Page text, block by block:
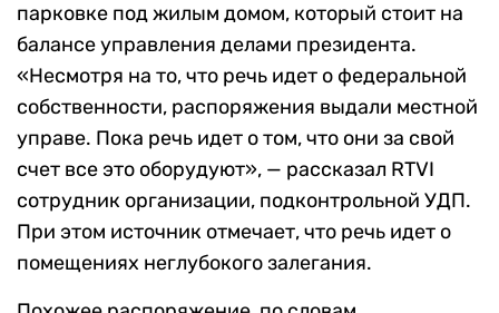
парковке под жилым домом, который стоит на
балансе управления делами президента.
«Несмотря на то, что речь идет о федеральной
собственности, распоряжения выдали местной
управе. Пока речь идет о том, что они за свой
счет все это оборудуют», — рассказал RTVI
сотрудник организации, подконтрольной УДП.
При этом источник отмечает, что речь идет о
помещениях неглубокого залегания.